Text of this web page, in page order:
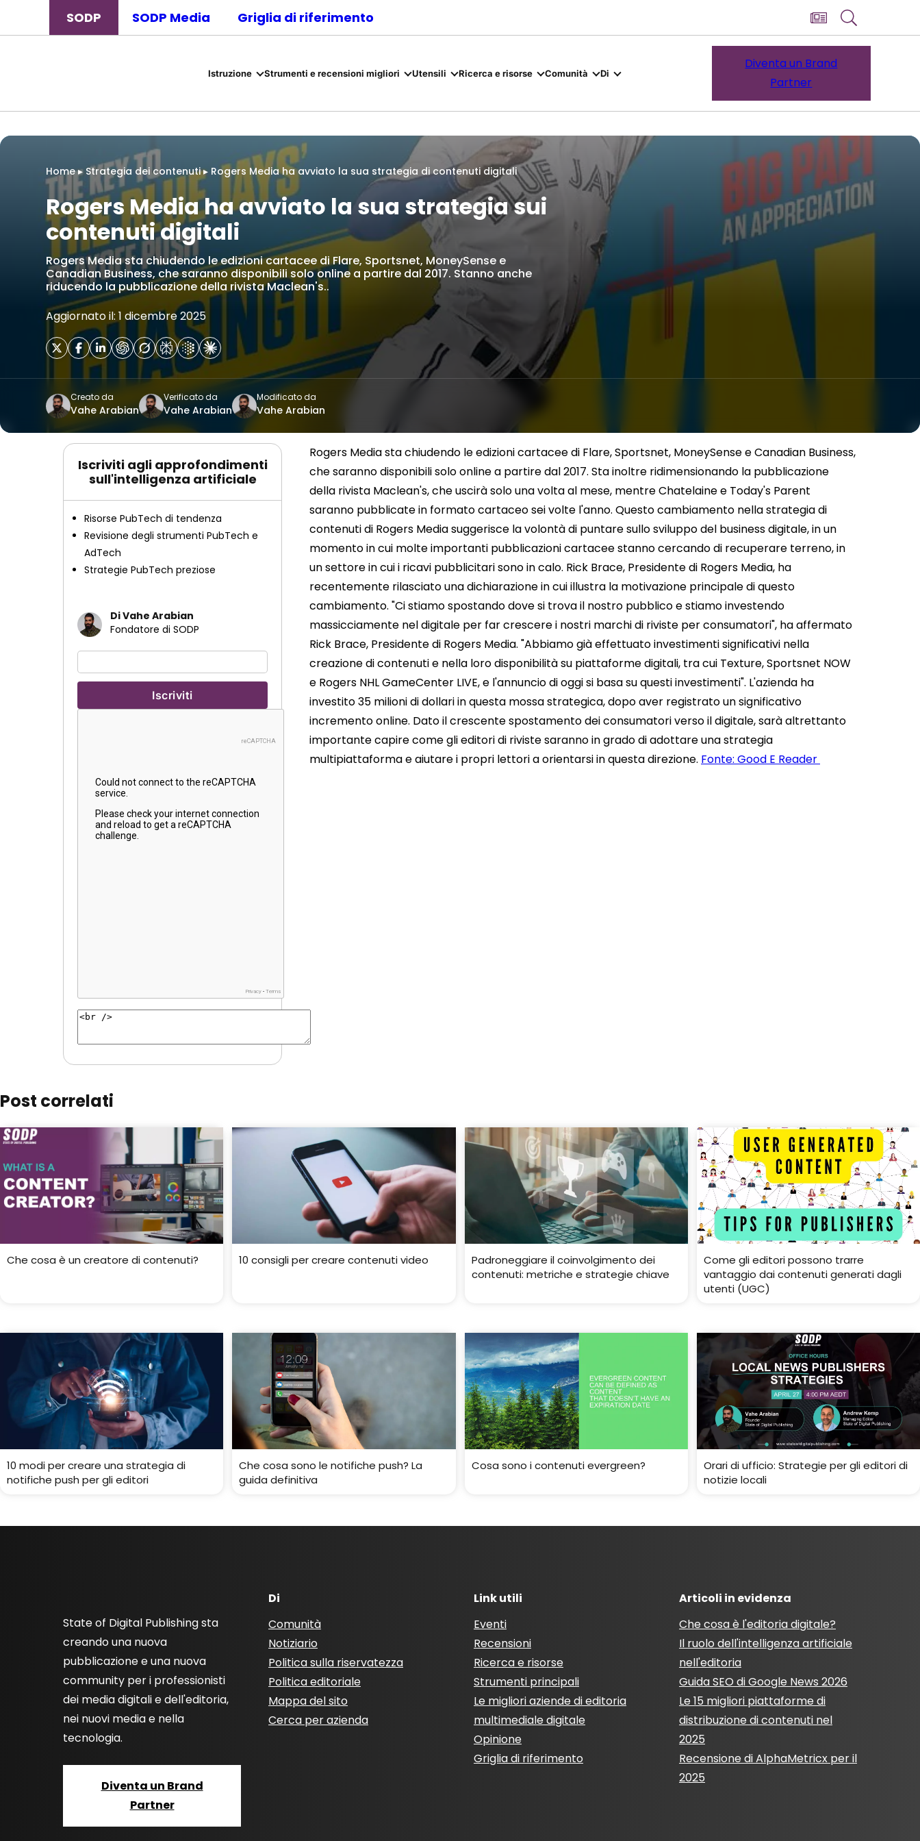
SODP SODP Media Griglia di riferimento
Istruzione Strumenti e recensioni migliori Utensili Ricerca e risorse Comunità Di
Diventa un Brand
Partner
Home▸ Strategia dei contenuti▸ Rogers Media ha avviato la sua strategia di contenuti digitali
Rogers Media ha avviato la sua strategia sui
contenuti digitali
Rogers Media sta chiudendo le edizioni cartacee di Flare, Sportsnet, MoneySense e
Canadian Business, che saranno disponibili solo online a partire dal 2017. Stanno anche
riducendo la pubblicazione della rivista Maclean's..
Aggiornato il: 1 dicembre 2025
Creato da
Vahe Arabian
Verificato da
Vahe Arabian
Modificato da
Vahe Arabian
Iscriviti agli approfondimenti
sull'intelligenza artificiale
Risorse PubTech di tendenza
Revisione degli strumenti PubTech e
AdTech
Strategie PubTech preziose
Di Vahe Arabian
Fondatore di SODP
Rogers Media sta chiudendo le edizioni cartacee di Flare, Sportsnet, MoneySense e Canadian Business,
che saranno disponibili solo online a partire dal 2017. Sta inoltre ridimensionando la pubblicazione
della rivista Maclean's, che uscirà solo una volta al mese, mentre Chatelaine e Today's Parent
saranno pubblicate in formato cartaceo sei volte l'anno. Questo cambiamento nella strategia di
contenuti di Rogers Media suggerisce la volontà di puntare sullo sviluppo del business digitale, in un
momento in cui molte importanti pubblicazioni cartacee stanno cercando di recuperare terreno, in
un settore in cui i ricavi pubblicitari sono in calo. Rick Brace, Presidente di Rogers Media, ha
recentemente rilasciato una dichiarazione in cui illustra la motivazione principale di questo
cambiamento. "Ci stiamo spostando dove si trova il nostro pubblico e stiamo investendo
massicciamente nel digitale per far crescere i nostri marchi di riviste per consumatori", ha affermato
Rick Brace, Presidente di Rogers Media. "Abbiamo già effettuato investimenti significativi nella
creazione di contenuti e nella loro disponibilità su piattaforme digitali, tra cui Texture, Sportsnet NOW
e Rogers NHL GameCenter LIVE, e l'annuncio di oggi si basa su questi investimenti". L'azienda ha
investito 35 milioni di dollari in questa mossa strategica, dopo aver registrato un significativo
incremento online. Dato il crescente spostamento dei consumatori verso il digitale, sarà altrettanto
importante capire come gli editori di riviste saranno in grado di adottare una strategia
multipiattaforma e aiutare i propri lettori a orientarsi in questa direzione. Fonte: Good E Reader
Post correlati
Che cosa è un creatore di contenuti? 10 consigli per creare contenuti video
Padroneggiare il coinvolgimento dei
contenuti: metriche e strategie chiave
Come gli editori possono trarre
vantaggio dai contenuti generati dagli
utenti (UGC)
10 modi per creare una strategia di
notifiche push per gli editori
Che cosa sono le notifiche push? La
guida definitiva
Cosa sono i contenuti evergreen?
Orari di ufficio: Strategie per gli editori di
notizie locali
State of Digital Publishing sta
creando una nuova
pubblicazione e una nuova
community per i professionisti
dei media digitali e dell'editoria,
nei nuovi media e nella
tecnologia.
Diventa un Brand
Partner
Di
Comunità
Notiziario
Politica sulla riservatezza
Politica editoriale
Mappa del sito
Cerca per azienda
Link utili
Eventi
Recensioni
Ricerca e risorse
Strumenti principali
Le migliori aziende di editoria
multimediale digitale
Opinione
Griglia di riferimento
Articoli in evidenza
Che cosa è l'editoria digitale?
Il ruolo dell'intelligenza artificiale
nell'editoria
Guida SEO di Google News 2026
Le 15 migliori piattaforme di
distribuzione di contenuti nel
2025
Recensione di AlphaMetricx per il
2025